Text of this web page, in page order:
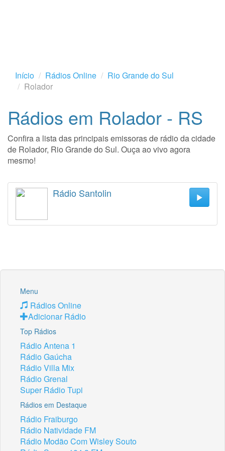
Início Rádios Online
Rio Grande do Sul
Rolador
Rádios em Rolador - RS
Confira a lista das principais emissoras de rádio da cidade
de Rolador, Rio Grande do Sul. Ouça ao vivo agora
mesmo!
Rádio Santolin
Menu
Rádios Online
Adicionar Rádio
Top Rádios
Rádio Antena 1
Rádio Gaúcha
Rádio Villa Mix
Rádio Grenal
Super Rádio Tupi
Rádios em Destaque
Rádio Fraiburgo
Rádio Natividade FM
Rádio Modão Com Wisley Souto